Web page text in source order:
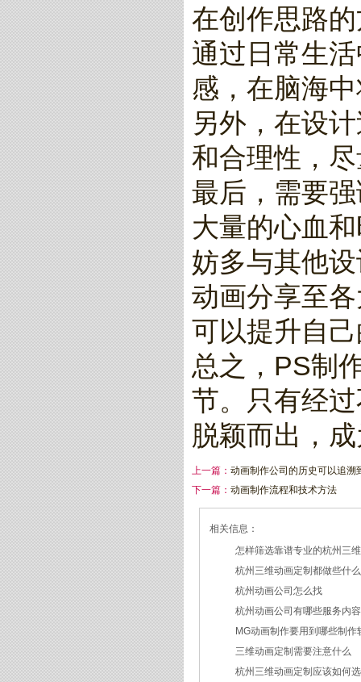
在创作思路
通过日常生
感，在脑海
另外，在设
和合理性，
最后，需要
大量的心血
妨多与其他
动画分享至
可以提升自
总之，PS制
节。只有经
脱颖而出，
上一篇： 动画制作公司的历史可以追溯
下一篇： 动画制作流程和技术方法
相关信息：
怎样筛选靠谱专业的杭州三
2026/07/21
杭州三维动画定制都做些什
2026/03/19
杭州动画公司怎么找
2026/03/12
杭州动画公司有哪些服务内容
2026/03/09
MG动画制作要用到哪些制作
2026/02/24
三维动画定制需要注意什么
2026/02/09
杭州三维动画定制应该如何